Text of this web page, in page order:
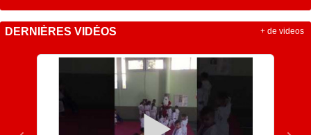
DERNIÈRES VIDÉOS + de videos